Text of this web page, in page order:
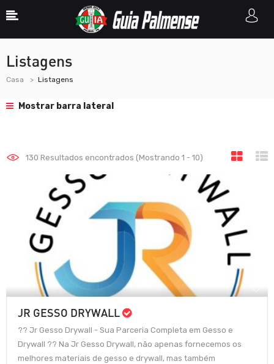
Listagens
Casa Listagens
Mostrar barra lateral
130 Resultados encontrados (Mostrando 1 - 10)
JR GESSO DRYWALL
?? Jr Gesso Drywall - Sua Parceria Completa em Gesso e
Drywall ?? Na Jr Gesso Drywall, não apenas fornecemos os
melhores materiais de gesso e drywall, mas também